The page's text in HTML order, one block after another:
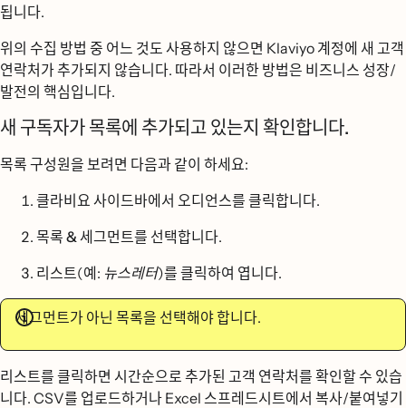
됩니다.
위의 수집 방법 중 어느 것도 사용하지 않으면 Klaviyo 계정에 새 고객
연락처가 추가되지 않습니다. 따라서 이러한 방법은 비즈니스 성장/
발전의 핵심입니다.
새 구독자가 목록에 추가되고 있는지 확인합니다.
목록 구성원을 보려면 다음과 같이 하세요:
클라비요 사이드바에서 오디언스를 클릭합니다.
목록 & 세그먼트를 선택합니다.
리스트(예: 뉴스레터)를 클릭하여 엽니다.
세그먼트가 아닌 목록을 선택해야 합니다.
리스트를 클릭하면 시간순으로 추가된 고객 연락처를 확인할 수 있습
니다. CSV를 업로드하거나 Excel 스프레드시트에서 복사/붙여넣기